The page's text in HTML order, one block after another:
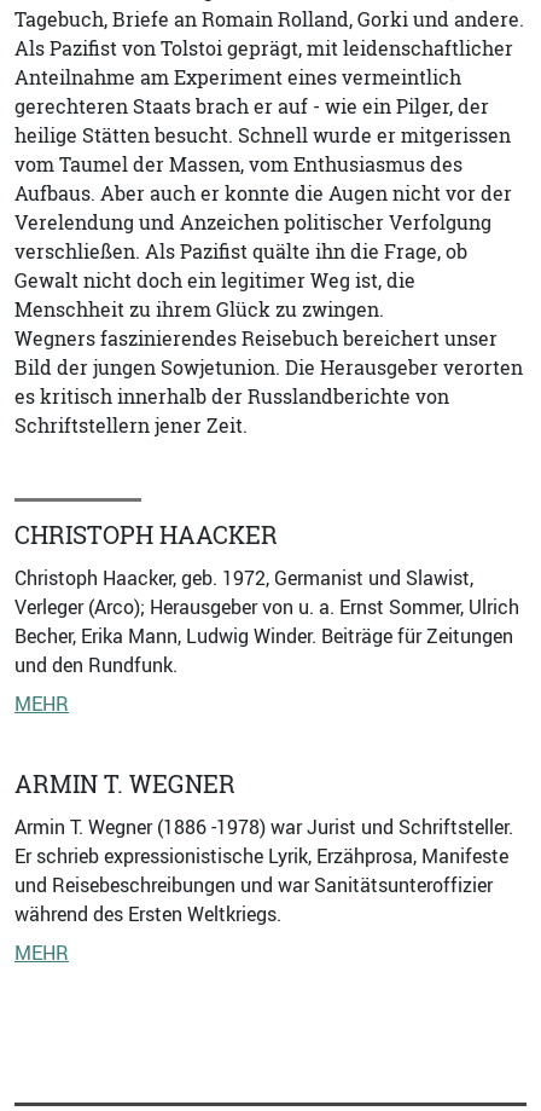
Tagebuch, Briefe an Romain Rolland, Gorki und andere.
Als Pazifist von Tolstoi geprägt, mit leidenschaftlicher
Anteilnahme am Experiment eines vermeintlich
gerechteren Staats brach er auf - wie ein Pilger, der
heilige Stätten besucht. Schnell wurde er mitgerissen
vom Taumel der Massen, vom Enthusiasmus des
Aufbaus. Aber auch er konnte die Augen nicht vor der
Verelendung und Anzeichen politischer Verfolgung
verschließen. Als Pazifist quälte ihn die Frage, ob
Gewalt nicht doch ein legitimer Weg ist, die
Menschheit zu ihrem Glück zu zwingen.
Wegners faszinierendes Reisebuch bereichert unser
Bild der jungen Sowjetunion. Die Herausgeber verorten
es kritisch innerhalb der Russlandberichte von
Schriftstellern jener Zeit.
CHRISTOPH HAACKER
Christoph Haacker, geb. 1972, Germanist und Slawist,
Verleger (Arco); Herausgeber von u. a. Ernst Sommer, Ulrich
Becher, Erika Mann, Ludwig Winder. Beiträge für Zeitungen
und den Rundfunk.
MEHR
ARMIN T. WEGNER
Armin T. Wegner (1886 -1978) war Jurist und Schriftsteller.
Er schrieb expressionistische Lyrik, Erzähprosa, Manifeste
und Reisebeschreibungen und war Sanitätsunteroffizier
während des Ersten Weltkriegs.
MEHR